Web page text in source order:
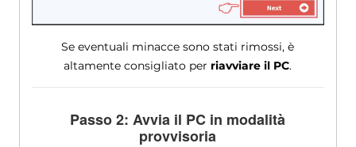
Se eventuali minacce sono stati rimossi, è
altamente consigliato per riavviare il PC.
Passo 2: Avvia il PC in modalità
provvisoria